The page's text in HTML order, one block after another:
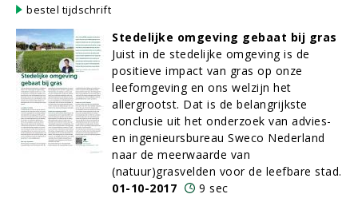
bestel tijdschrift
Stedelijke omgeving gebaat bij gras
Juist in de stedelijke omgeving is de
positieve impact van gras op onze
leefomgeving en ons welzijn het
allergrootst. Dat is de belangrijkste
conclusie uit het onderzoek van advies-
en ingenieursbureau Sweco Nederland
naar de meerwaarde van
(natuur)grasvelden voor de leefbare stad.
01-10-2017
9 sec